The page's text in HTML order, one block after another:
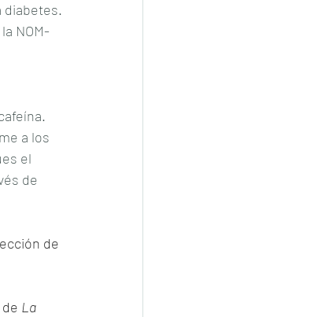
diabetes.
NOM-
a los
el
de
de
La